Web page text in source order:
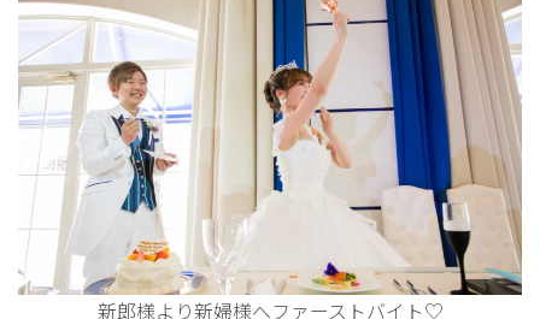
新郎様より新婦様へファーストバイト♡